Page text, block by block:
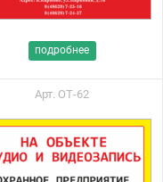
подробнее
Арт. ОТ-62